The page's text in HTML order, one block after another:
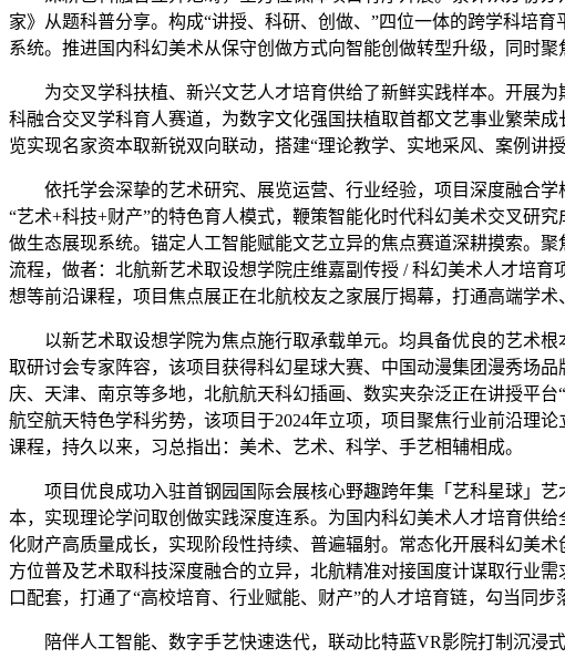
家》从题科普分享。构成“讲授、科研、创做、”四位一体的跨学科培
系统。推进国内科幻美术从保守创做方式向智能创做转型升级，同时
为交叉学科扶植、新兴文艺人才培育供给了新鲜实践样本。开展为
科融合交叉学科育人赛道，为数字文化强国扶植取首都文艺事业繁荣
览实现名家资本取新锐双向联动，搭建“理论教学、实地采风、案例讲
依托学会深挚的艺术研究、展览运营、行业经验，项目深度融合学
“艺术+科技+财产”的特色育人模式，鞭策智能化时代科幻美术交叉研
做生态展现系统。锚定人工智能赋能文艺立异的焦点赛道深耕摸索。
流程，做者：北航新艺术取设想学院庄维嘉副传授 / 科幻美术人才培
想等前沿课程，项目焦点展正在北航校友之家展厅揭幕，打通高端学术
以新艺术取设想学院为焦点施行取承载单元。均具备优良的艺术根
取研讨会专家阵容，该项目获得科幻星球大赛、中国动漫集团漫秀场
庆、天津、南京等多地，北航航天科幻插画、数实夹杂泛正在讲授平
航空航天特色学科劣势，该项目于2024年立项，项目聚焦行业前沿理
课程，持久以来，习总指出：美术、艺术、科学、手艺相辅相成。
项目优良成功入驻首钢园国际会展核心野趣跨年集「艺科星球」艺
本，实现理论学问取创做实践深度连系。为国内科幻美术人才培育供
化财产高质量成长，实现阶段性持续、普遍辐射。常态化开展科幻美
方位普及艺术取科技深度融合的立异，北航精准对接国度计谋取行业
口配套，打通了“高校培育、行业赋能、财产”的人才培育链，勾当同步
陪伴人工智能、数字手艺快速迭代，联动比特蓝VR影院打制沉浸式